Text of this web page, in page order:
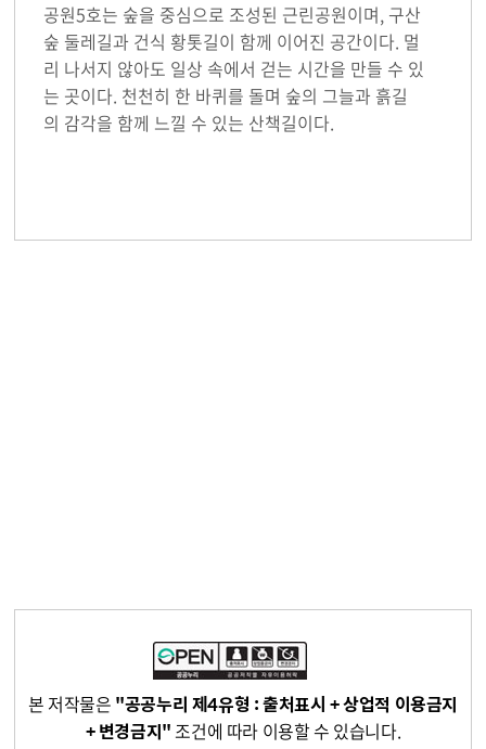
본 저작물은 "공공누리 제4유형 : 출처표시 + 상업적 이용금지
+ 변경금지" 조건에 따라 이용할 수 있습니다.